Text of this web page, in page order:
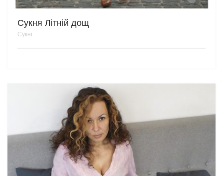
Сукня Літній дощ
Сукні